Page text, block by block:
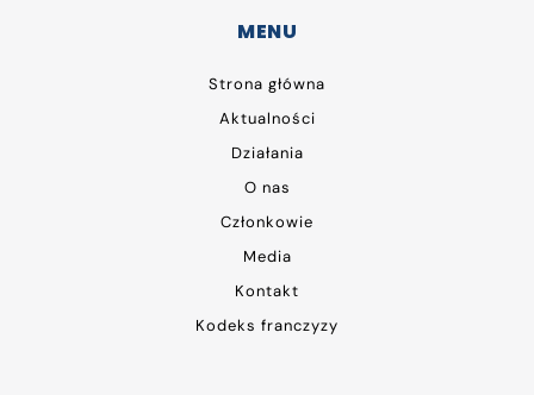
MENU
Strona główna
Aktualności
Działania
O nas
Członkowie
Media
Kontakt
Kodeks franczyzy